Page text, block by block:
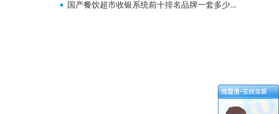
国产餐饮超市收银系统前十排名品牌一套多少...